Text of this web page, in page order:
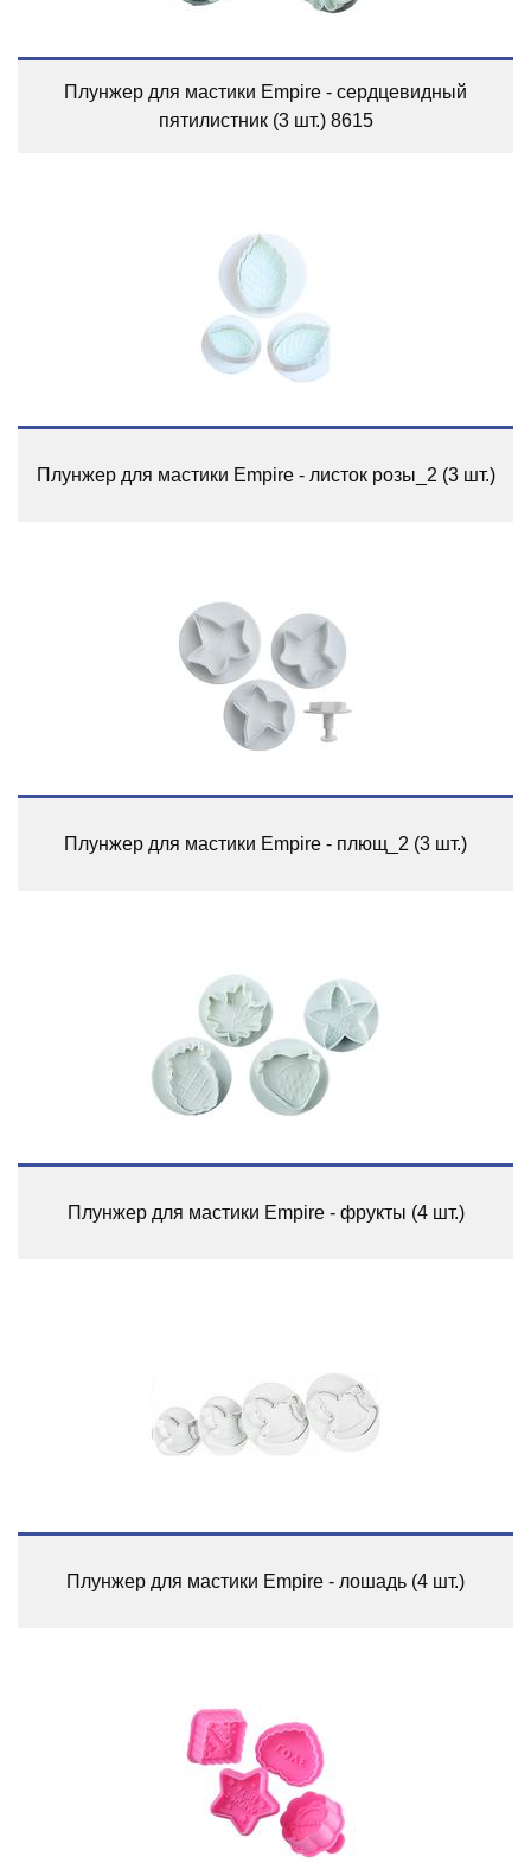
Плунжер для мастики Empire - сердцевидный
пятилистник (3 шт.) 8615
Плунжер для мастики Empire - листок розы_2 (3 шт.)
Плунжер для мастики Empire - плющ_2 (3 шт.)
Плунжер для мастики Empire - фрукты (4 шт.)
Плунжер для мастики Empire - лошадь (4 шт.)